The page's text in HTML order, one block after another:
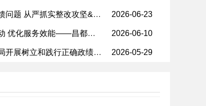
紧盯督察反馈问题 从严抓实整改攻坚...
2026-06-23
题 从严抓实整改攻坚&nb...
2026-06-10
化服务效能——昌都市不...
2026-05-29
展树立和践行正确政绩观...